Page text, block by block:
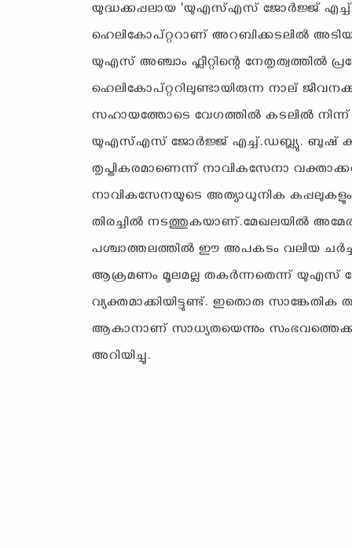
യുദ്ധക്കപ്പലായ 'യുഎസ്എസ് ജോർജ്ജ്
ഹെലികോപ്റ്ററാണ് അറബിക്കടലിൽ
യുഎസ് അഞ്ചാം ഫ്ലീറ്റിന്റെ നേതൃത്വത്തിൽ
ഹെലികോപ്റ്ററിലുണ്ടായിരുന്ന നാല്
സഹായത്തോടെ വേഗത്തിൽ കടലിൽ നിന്ന്
യുഎസ്എസ് ജോർജ്ജ് എച്ച്.ഡബ്ല്യു. ബുഷ്
തൃപ്തികരമാണെന്ന് നാവികസേനാ
നാവികസേനയുടെ അത്യാധുനിക
തിരച്ചിൽ നടത്തുകയാണ്.മേഖലയിൽ
പശ്ചാത്തലത്തിൽ ഈ അപകടം വലിയ
ആക്രമണം മൂലമല്ല തകർന്നതെന്ന്
വ്യക്തമാക്കിയിട്ടുണ്ട്. ഇതൊരു
ആകാനാണ് സാധ്യതയെന്നും
അറിയിച്ചു.